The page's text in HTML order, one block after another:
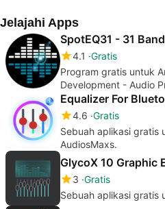
Jelajahi Apps
4.1 Gratis
Program gratis untuk
Development - Audio
Equalizer For
4.6 Gratis
Sebuah aplikasi gratis
AudiosMaxs.
GlycoX 10 Graphic
3 Gratis
Sebuah aplikasi gratis